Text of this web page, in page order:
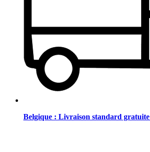
Belgique : Livraison standard gratuite